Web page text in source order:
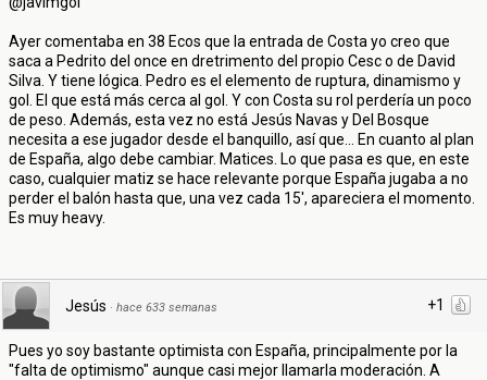
Ayer comentaba en 38 Ecos que la entrada de Costa yo creo que
saca a Pedrito del once en dretrimento del propio Cesc o de David
Silva. Y tiene lógica. Pedro es el elemento de ruptura, dinamismo y
gol. El que está más cerca al gol. Y con Costa su rol perdería un poco
de peso. Además, esta vez no está Jesús Navas y Del Bosque
necesita a ese jugador desde el banquillo, así que... En cuanto al plan
de España, algo debe cambiar. Matices. Lo que pasa es que, en este
caso, cualquier matiz se hace relevante porque España jugaba a no
perder el balón hasta que, una vez cada 15', apareciera el momento.
Es muy heavy.
+1
Jesús · hace 633 semanas
Pues yo soy bastante optimista con España, principalmente por la
"falta de optimismo" aunque casi mejor llamarla moderación. A